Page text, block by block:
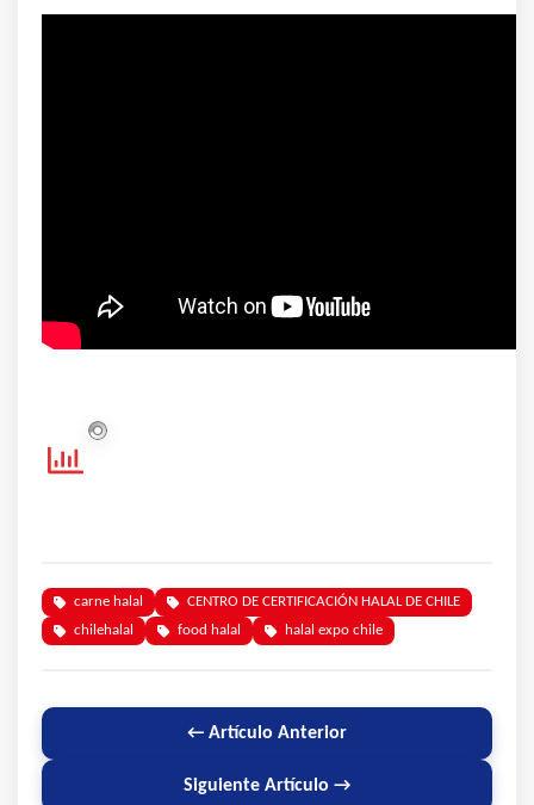
carne halal
CENTRO DE CERTIFICACIÓN HALAL DE CHILE
chilehalal
food halal halal expo chile
← Artículo Anterior
Siguiente Artículo →